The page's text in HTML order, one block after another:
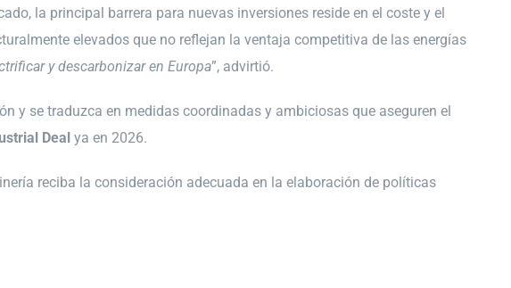
la principal barrera para nuevas inversiones reside en el coste y el
elevados que no reflejan la ventaja competitiva de las energías
y descarbonizar en Europa”, advirtió.
y se traduzca en medidas coordinadas y ambiciosas que aseguren el
Deal ya en 2026.
reciba la consideración adecuada en la elaboración de políticas